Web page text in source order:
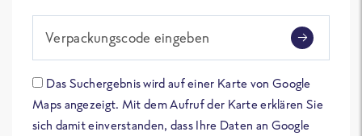
Verpackungscode eingeben
Das Suchergebnis wird auf einer Karte von Google
Maps angezeigt. Mit dem Aufruf der Karte erklären Sie
sich damit einverstanden, dass Ihre Daten an Google